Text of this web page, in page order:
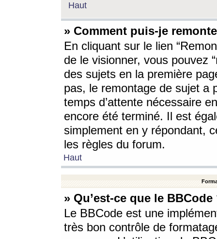
Haut
» Comment puis-je
En cliquant sur le lien
de le visionner, vous pouvez
des sujets en la première
pas, le remontage de sujet a
temps d’attente nécessaire
encore été terminé. Il est
simplement en y répondant,
les règles du forum.
Haut
» Qu’est-ce que le BBCode
Le BBCode est une
très bon contrôle de